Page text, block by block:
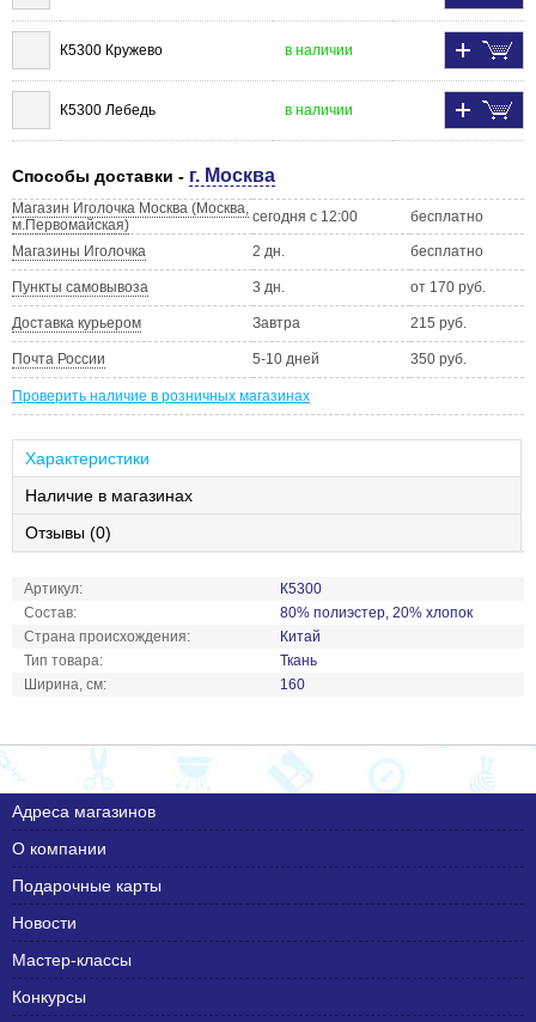
К5300 Кружево в наличии
К5300 Лебедь в наличии
Способы доставки - г. Москва
Магазин Иголочка Москва (Москва,
м.Первомайская)
сегодня с 12:00 бесплатно
Магазины Иголочка 2 дн. бесплатно
Пункты самовывоза 3 дн. от 170 руб.
Доставка курьером Завтра 215 руб.
Почта России 5-10 дней 350 руб.
Проверить наличие в розничных магазинах
Характеристики
Наличие в магазинах
Отзывы (0)
Артикул:
К5300
Состав:
80% полиэстер, 20% хлопок
Страна происхождения:
Китай
Тип товара:
Ткань
Ширина, см:
160
Адреса магазинов
О компании
Подарочные карты
Новости
Мастер-классы
Конкурсы